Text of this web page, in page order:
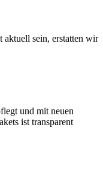
aktuell sein, erstatten wir
und mit neuen
ist transparent